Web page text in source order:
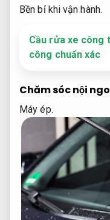
Bền bỉ khi vận hành.
Cầu rửa xe công
công chuẩn xác
Chăm sóc nội
Máy ép.